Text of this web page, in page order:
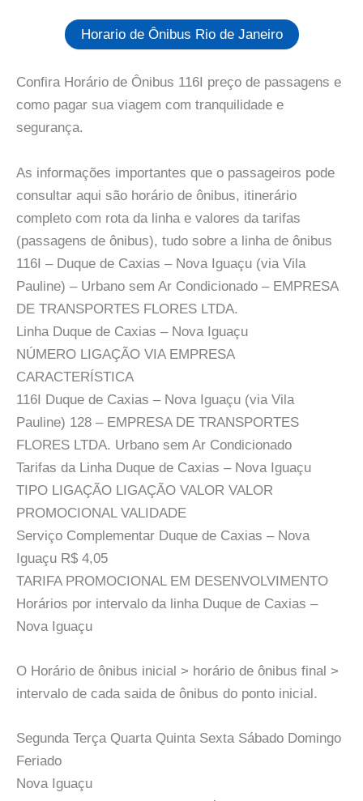
Horario de Ônibus Rio de Janeiro
Confira Horário de Ônibus 116I preço de passagens e
como pagar sua viagem com tranquilidade e
segurança.
As informações importantes que o passageiros pode
consultar aqui são horário de ônibus, itinerário
completo com rota da linha e valores da tarifas
(passagens de ônibus), tudo sobre a linha de ônibus
116I – Duque de Caxias – Nova Iguaçu (via Vila
Pauline) – Urbano sem Ar Condicionado – EMPRESA
DE TRANSPORTES FLORES LTDA.
Linha Duque de Caxias – Nova Iguaçu
NÚMERO LIGAÇÃO VIA EMPRESA
CARACTERÍSTICA
116I Duque de Caxias – Nova Iguaçu (via Vila
Pauline) 128 – EMPRESA DE TRANSPORTES
FLORES LTDA. Urbano sem Ar Condicionado
Tarifas da Linha Duque de Caxias – Nova Iguaçu
TIPO LIGAÇÃO LIGAÇÃO VALOR VALOR
PROMOCIONAL VALIDADE
Serviço Complementar Duque de Caxias – Nova
Iguaçu R$ 4,05
TARIFA PROMOCIONAL EM DESENVOLVIMENTO
Horários por intervalo da linha Duque de Caxias –
Nova Iguaçu
O Horário de ônibus inicial > horário de ônibus final >
intervalo de cada saida de ônibus do ponto inicial.
Segunda Terça Quarta Quinta Sexta Sábado Domingo
Feriado
Nova Iguaçu